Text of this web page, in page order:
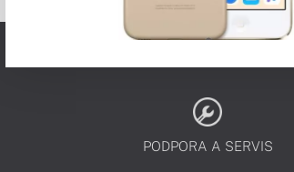
PODPORA A SERVIS